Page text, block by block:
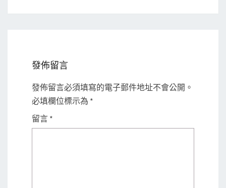
發佈留言
發佈留言必須填寫的電子郵件地址不會公開。
必填欄位標示為 *
留言 *